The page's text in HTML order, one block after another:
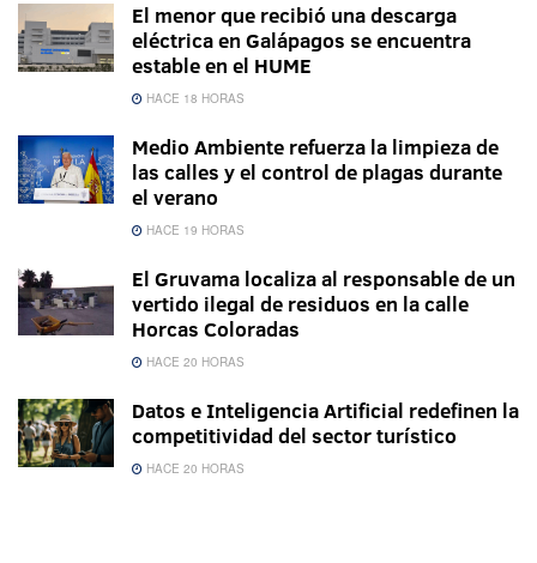
El menor que recibió una descarga
eléctrica en Galápagos se encuentra
estable en el HUME
HACE 18 HORAS
Medio Ambiente refuerza la limpieza de
las calles y el control de plagas durante
el verano
HACE 19 HORAS
El Gruvama localiza al responsable de un
vertido ilegal de residuos en la calle
Horcas Coloradas
HACE 20 HORAS
Datos e Inteligencia Artificial redefinen la
competitividad del sector turístico
HACE 20 HORAS